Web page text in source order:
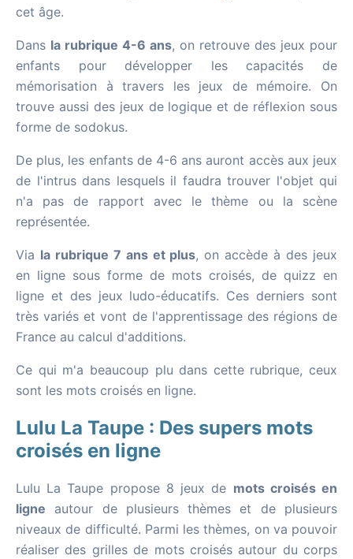
cet âge.
Dans la rubrique 4-6 ans, on retrouve des jeux pour
enfants pour développer les capacités de
mémorisation à travers les jeux de mémoire. On
trouve aussi des jeux de logique et de réflexion sous
forme de sodokus.
De plus, les enfants de 4-6 ans auront accès aux jeux
de l'intrus dans lesquels il faudra trouver l'objet qui
n'a pas de rapport avec le thème ou la scène
représentée.
Via la rubrique 7 ans et plus, on accède à des jeux
en ligne sous forme de mots croisés, de quizz en
ligne et des jeux ludo-éducatifs. Ces derniers sont
très variés et vont de l'apprentissage des régions de
France au calcul d'additions.
Ce qui m'a beaucoup plu dans cette rubrique, ceux
sont les mots croisés en ligne.
Lulu La Taupe : Des supers mots
croisés en ligne
Lulu La Taupe propose 8 jeux de mots croisés en
ligne autour de plusieurs thèmes et de plusieurs
niveaux de difficulté. Parmi les thèmes, on va pouvoir
réaliser des grilles de mots croisés autour du corps